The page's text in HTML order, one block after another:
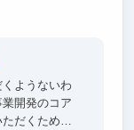
ようないわ
開発のコア
だくため、